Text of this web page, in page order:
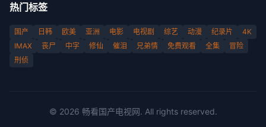
热门标签
国产 日韩 欧美 亚洲 电影 电视剧 综艺 动漫 纪录片
4K
IMAX
丧尸 中字 修仙 催泪 兄弟情 免费观看 全集
冒险
刑侦
© 2026 畅看国产电视网. All rights reserved.